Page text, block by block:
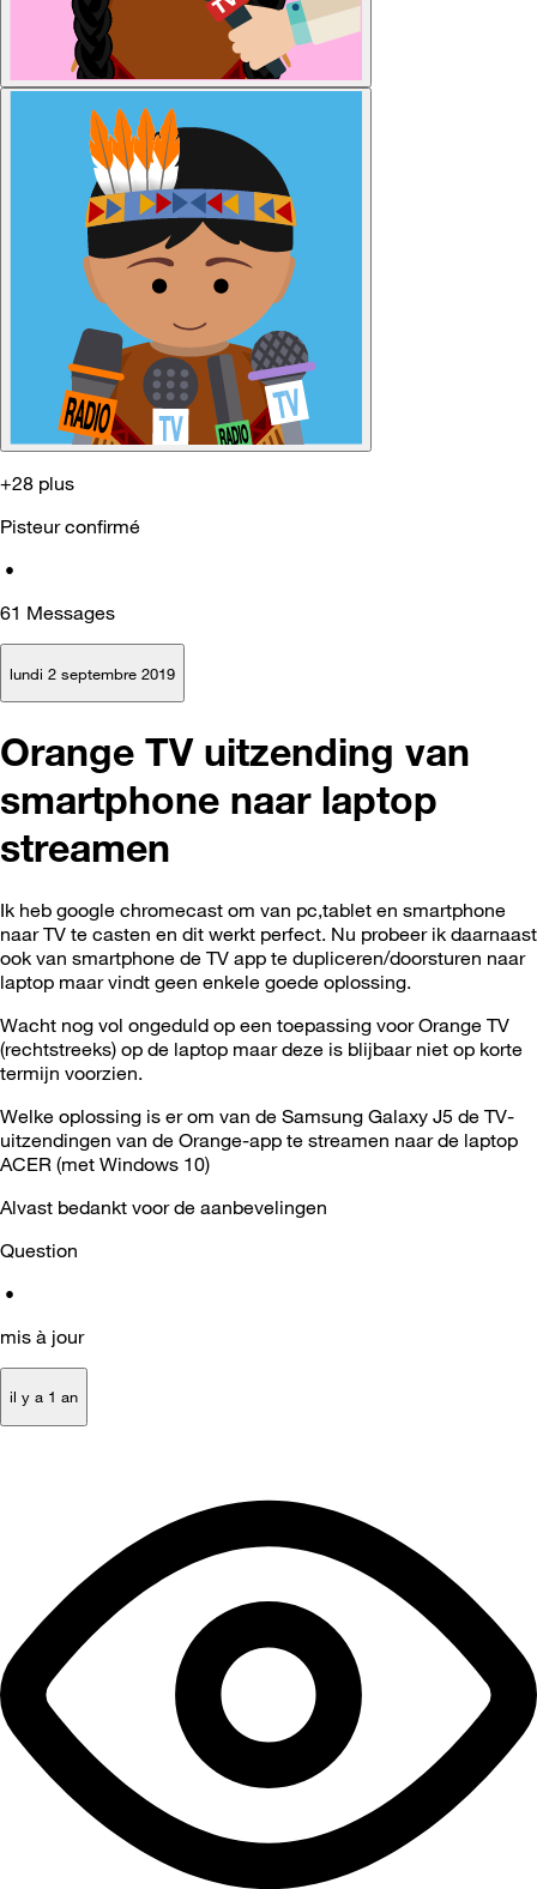
+28 plus
Pisteur confirmé
•
61 Messages
lundi 2 septembre 2019
Orange TV uitzending van
smartphone naar laptop
streamen
Ik heb google chromecast om van pc,tablet en smartphone
naar TV te casten en dit werkt perfect. Nu probeer ik daarnaast
ook van smartphone de TV app te dupliceren/doorsturen naar
laptop maar vindt geen enkele goede oplossing.
Wacht nog vol ongeduld op een toepassing voor Orange TV
(rechtstreeks) op de laptop maar deze is blijbaar niet op korte
termijn voorzien.
Welke oplossing is er om van de Samsung Galaxy J5 de TV-
uitzendingen van de Orange-app te streamen naar de laptop
ACER (met Windows 10)
Alvast bedankt voor de aanbevelingen
Question
•
mis à jour
il y a 1 an